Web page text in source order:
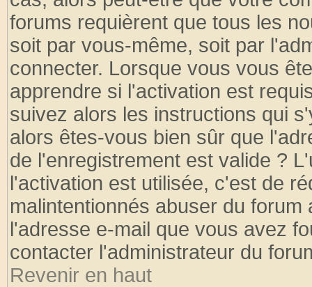
forums requièrent que tous les
soit par vous-même, soit par
connecter. Lorsque vous vous
apprendre si l'activation est
suivez alors les instructions qui
alors êtes-vous bien sûr que
de l'enregistrement est valide ?
l'activation est utilisée, c'est de
malintentionnés abuser du
l'adresse e-mail que vous avez
contacter l'administrateur du
Revenir en haut